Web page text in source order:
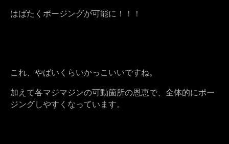
はばたくポージングが可能に！！！
これ、やばいくらいかっこいいですね。
加えて各マジマジンの可動箇所の恩恵で、全体的にポー
ジングしやすくなっています。